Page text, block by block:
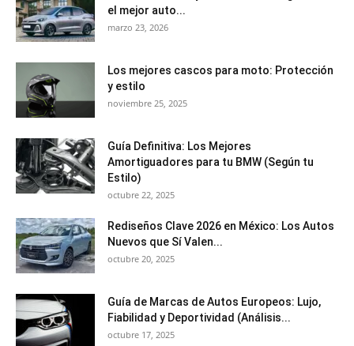
el mejor auto...
marzo 23, 2026
Los mejores cascos para moto: Protección
y estilo
noviembre 25, 2025
Guía Definitiva: Los Mejores
Amortiguadores para tu BMW (Según tu
Estilo)
octubre 22, 2025
Rediseños Clave 2026 en México: Los Autos
Nuevos que Sí Valen...
octubre 20, 2025
Guía de Marcas de Autos Europeos: Lujo,
Fiabilidad y Deportividad (Análisis...
octubre 17, 2025